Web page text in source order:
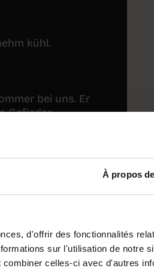
À propos
d'offrir des fonctionnalités
sur l'utilisation de notre
celles-ci avec d'autres
kühl.
bei uns. Er
Gefieder
als feste Grösse im